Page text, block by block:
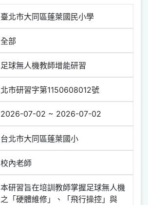
臺北市大同區蓬萊國民小學
全部
足球無人機教師增能研習
北市研習字第1150608012號
2026-07-02 ~ 2026-07-02
台北市大同區蓬萊國小
校內老師
本研習旨在培訓教師掌握足球無人機
之「硬體維修」、「飛行操控」與